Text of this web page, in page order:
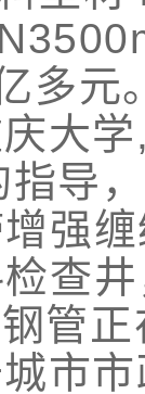
多元
大
指导
强
查
管正
市